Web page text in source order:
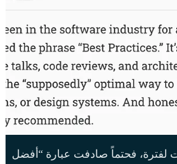
لفترة، فحتماً صادفت عبارة “أفضل